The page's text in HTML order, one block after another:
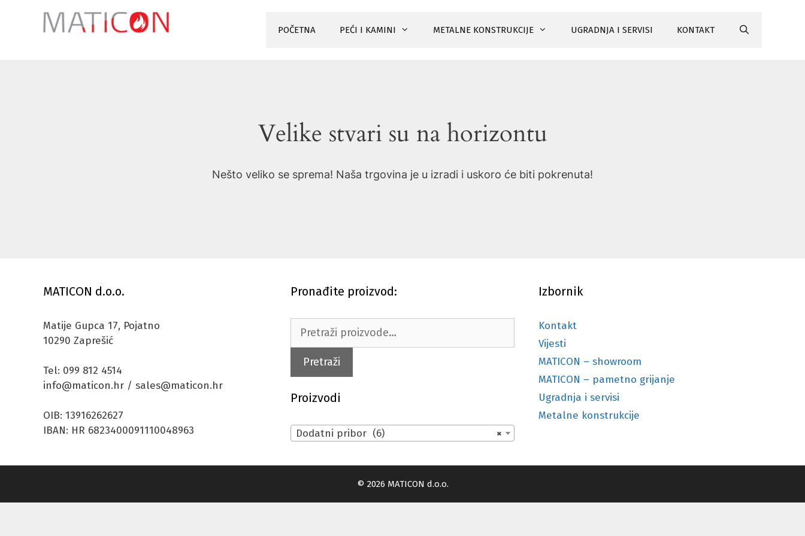
POČETNA PEĆI I KAMINI METALNE KONSTRUKCIJE UGRADNJA I SERVISI KONTAKT
Velike stvari su na horizontu
Nešto veliko se sprema! Naša trgovina je u izradi i uskoro će biti pokrenuta!
MATICON d.o.o.
Matije Gupca 17, Pojatno
10290 Zaprešić
Tel: 099 812 4514
info@maticon.hr / sales@maticon.hr
OIB: 13916262627
IBAN: HR 6823400091110048963
Pronađite proizvod:
Pretraži
Proizvodi
×
Dodatni pribor (6)
Izbornik
Kontakt
Vijesti
MATICON – showroom
MATICON – pametno grijanje
Ugradnja i servisi
Metalne konstrukcije
© 2026 MATICON d.o.o.